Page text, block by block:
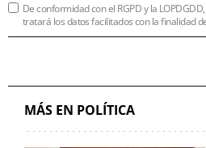
De conformidad con el RGPD y la
tratará los datos facilitados con la finalidad
MÁS EN POLÍTICA